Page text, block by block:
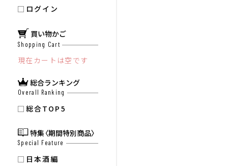
ログイン
買い物かご
Shopping Cart
現在カートは空です
総合ランキング
Overall Ranking
総合TOP5
特集〈期間特別商品〉
Special Feature
日本酒編